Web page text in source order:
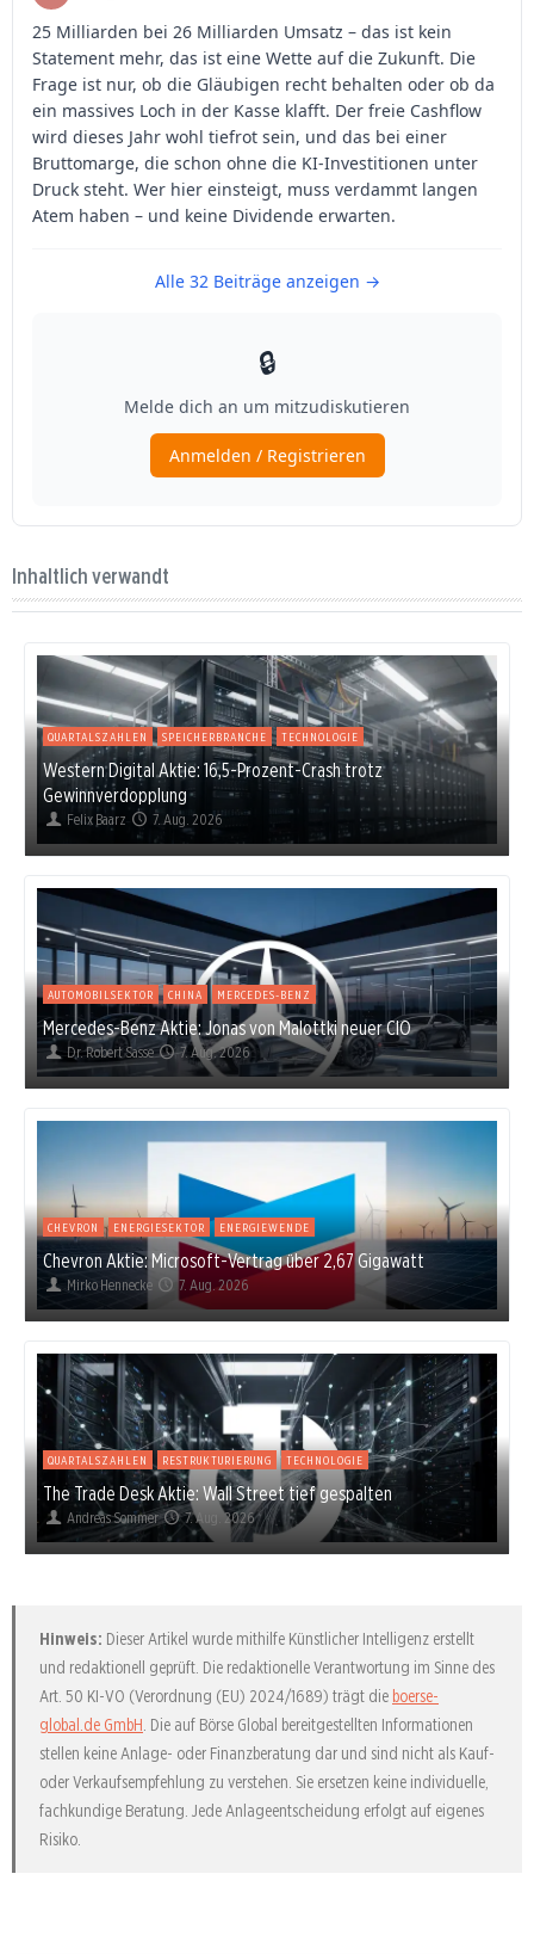
Inhaltlich verwandt
QUARTALSZAHLEN SPEICHERBRANCHE TECHNOLOGIE
Western Digital Aktie: 16,5-Prozent-Crash trotz
Gewinnverdopplung
Felix Baarz 7. Aug. 2026
AUTOMOBILSEKTOR CHINA MERCEDES-BENZ
Mercedes-Benz Aktie: Jonas von Malottki neuer CIO
Dr. Robert Sasse 7. Aug. 2026
CHEVRON ENERGIESEKTOR ENERGIEWENDE
Chevron Aktie: Microsoft-Vertrag über 2,67 Gigawatt
Mirko Hennecke 7. Aug. 2026
QUARTALSZAHLEN RESTRUKTURIERUNG TECHNOLOGIE
The Trade Desk Aktie: Wall Street tief gespalten
Andreas Sommer 7. Aug. 2026
Hinweis: Dieser Artikel wurde mithilfe Künstlicher Intelligenz erstellt
und redaktionell geprüft. Die redaktionelle Verantwortung im Sinne des
Art. 50 KI-VO (Verordnung (EU) 2024/1689) trägt die boerse-
global.de GmbH. Die auf Börse Global bereitgestellten Informationen
stellen keine Anlage- oder Finanzberatung dar und sind nicht als Kauf-
oder Verkaufsempfehlung zu verstehen. Sie ersetzen keine individuelle,
fachkundige Beratung. Jede Anlageentscheidung erfolgt auf eigenes
Risiko.